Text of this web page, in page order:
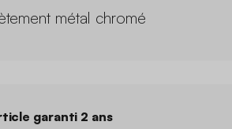
métal chromé
garanti 2 ans